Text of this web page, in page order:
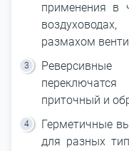
применения в
размахом
приточный и
Герметичные
для разных